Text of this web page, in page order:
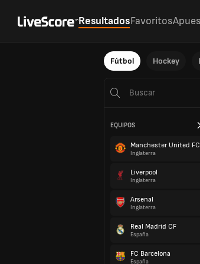
ResultadosFavoritos
Fútbol Hockey
EQUIPOS
Manchester United FC
Inglaterra
Liverpool
Inglaterra
Arsenal
Inglaterra
Real Madrid CF
España
FC Barcelona
España